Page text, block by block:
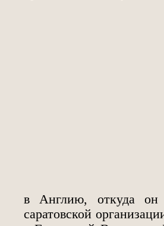
в Англию, откуда он
саратовской